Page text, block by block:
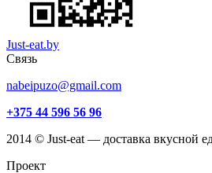
Just-eat.by
Связь
nabeipuzo@gmail.com
+375 44 596 56 96
2014 © Just-eat — доставка вкусной
Проект